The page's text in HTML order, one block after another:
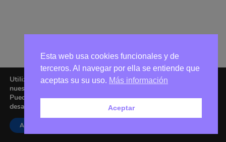
Utilizamos cookies para ofrecerte la mejor experiencia en
nuestra web.
Puedes aprender más sobre qué cookies utilizamos o
desactivarlas en los
Aceptar
Esta web usa cookies funcionales y de
terceros. Al navegar por ella se entiende que
aceptas su su uso. Más información
Aceptar